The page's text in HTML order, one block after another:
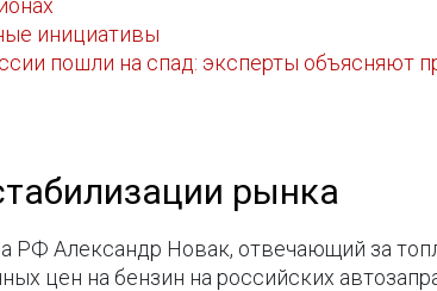
инициативы
пошли на спад: эксперты объясняют
рынка
РФ Александр Новак, отвечающий за
цен на бензин на российских